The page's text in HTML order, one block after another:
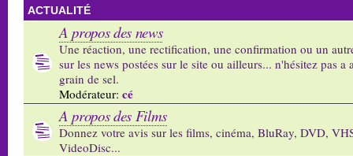
ACTUALITÉ
A propos des news
Une réaction, une rectification, une confirmation ou un
sur les news postées sur le site ou ailleurs... n'hésitez pas a
grain de sel.
Modérateur: cé
A propos des Films
Donnez votre avis sur les films, cinéma, BluRay, DVD,
VideoDisc...